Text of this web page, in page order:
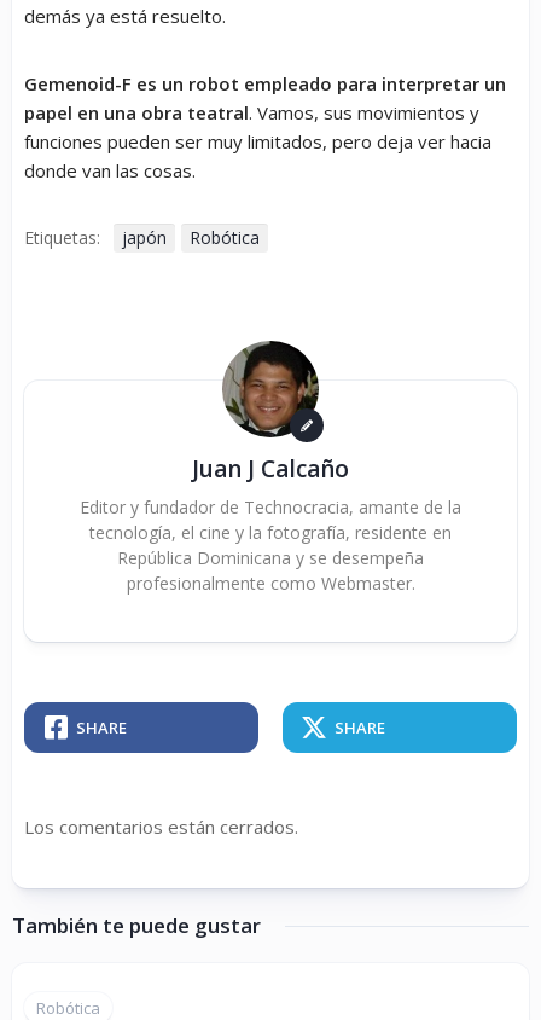
demás ya está resuelto.
Gemenoid-F es un robot empleado para interpretar un
papel en una obra teatral. Vamos, sus movimientos y
funciones pueden ser muy limitados, pero deja ver hacia
donde van las cosas.
Etiquetas: japón Robótica
Juan J Calcaño
Editor y fundador de Technocracia, amante de la
tecnología, el cine y la fotografía, residente en
República Dominicana y se desempeña
profesionalmente como Webmaster.
SHARE SHARE
Los comentarios están cerrados.
También te puede gustar
Robótica